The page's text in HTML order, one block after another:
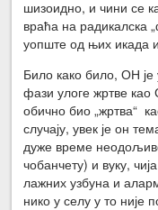
шизоидно, и чини се
враћа на радикалска
уопште од њих икада
Било како било, ОН је
фази улоге жртве
обично био „жртва“
случају, увек је он
дуже време
чобанчету) и вуку,
лажних узбуна и
нико у селу у то није